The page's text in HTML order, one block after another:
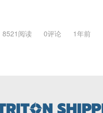
8521阅读 0评论 1年前